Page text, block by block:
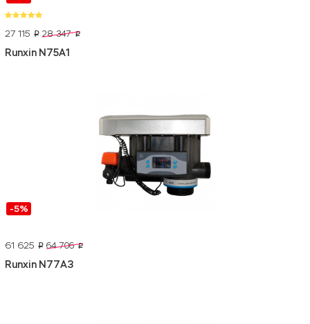
27 115 p 28 347 p
Runxin N75A1
-5%
61 625 p 64 706 p
Runxin N77A3